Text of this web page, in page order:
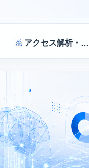
アクセス解析・効果測定